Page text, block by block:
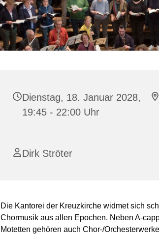
Dienstag, 18. Januar 2028,
19:45 - 22:00 Uhr
Dirk Ströter
Die Kantorei der Kreuzkirche widmet sich
Chormusik aus allen Epochen. Neben A-
Motetten gehören auch Chor-/